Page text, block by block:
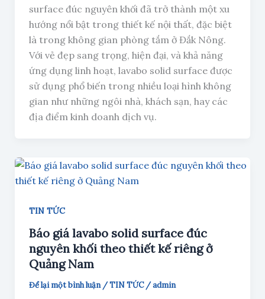
surface đúc nguyên khối đã trở thành một xu
hướng nổi bật trong thiết kế nội thất, đặc biệt
là trong không gian phòng tắm ở Đắk Nông.
Với vẻ đẹp sang trọng, hiện đại, và khả năng
ứng dụng linh hoạt, lavabo solid surface được
sử dụng phổ biến trong nhiều loại hình không
gian như những ngôi nhà, khách sạn, hay các
địa điểm kinh doanh dịch vụ.
TIN TỨC
Báo giá lavabo solid surface đúc
nguyên khối theo thiết kế riêng ở
Quảng Nam
Để lại một bình luận /TIN TỨC/admin